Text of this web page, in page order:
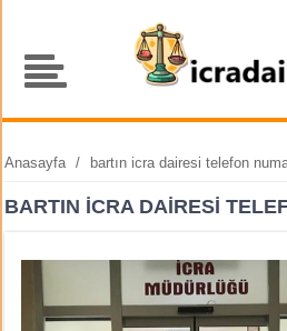
Anasayfa / bartın icra dairesi telefon
BARTIN ICRA DAIRESI